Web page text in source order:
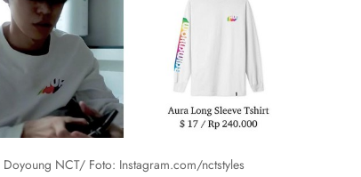
Doyoung NCT/ Foto: Instagram.com/nctstyles